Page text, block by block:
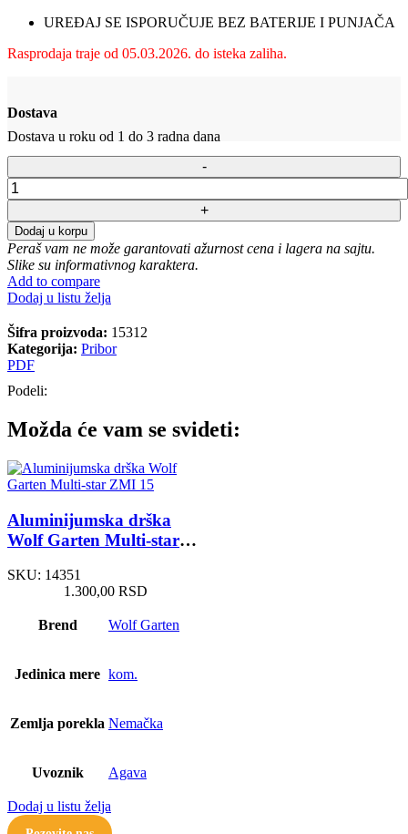
UREĐAJ SE ISPORUČUJE BEZ BATERIJE I PUNJAČA
Rasprodaja traje od 05.03.2026. do isteka zaliha.
Dostava
Dostava u roku od 1 do 3 radna dana
Akumulatorski
zvučnik
Villager
FUSE
Bluetooth
količina
Dodaj u korpu
Peraš vam ne može garantovati ažurnost cena i lagera na sajtu.
Slike su informativnog karaktera.
Add to compare
Dodaj u listu želja
Šifra proizvoda: 15312
Kategorija: Pribor
PDF
Podeli:
Možda će vam se svideti:
Aluminijumska drška
Wolf Garten Multi-star
SKU: 14351
1.300,00 RSD
Brend Wolf Garten
Jedinica mere kom.
Zemlja porekla Nemačka
Uvoznik Agava
Dodaj u listu želja